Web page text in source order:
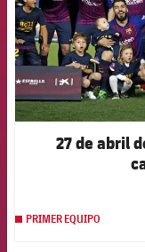
27 de abril
PRIMER EQUIPO